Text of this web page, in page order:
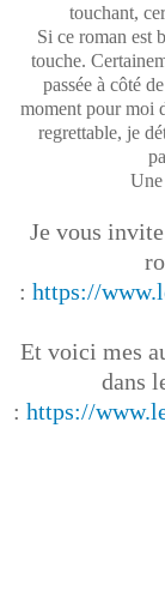
touchant,
Si ce roman est
touche.
passée à côté
moment pour moi
regrettable, je
Je vous
: https://
Et voici mes
dans
: https://